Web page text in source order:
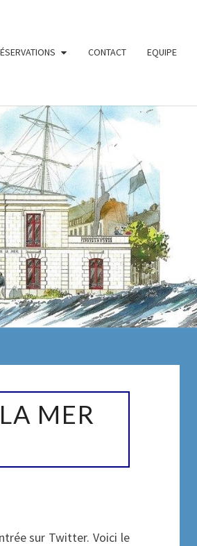
CONTACT EQUIPE
DE LA
Site De
La
St
Nazaire
MER
sur Twitter. Voici le